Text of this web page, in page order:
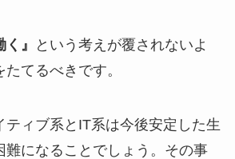
』
という考えが覆されないよ
てるべきです。
ティブ系とIT系は今後安定した生
難になることでしょう。その事